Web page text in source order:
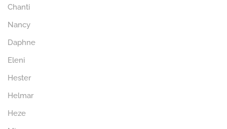
Chanti
Nancy
Daphne
Eleni
Hester
Helmar
Heze